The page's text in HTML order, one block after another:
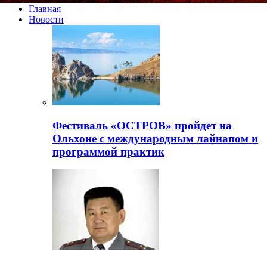
Главная
Новости
Фестиваль «ОСТРОВ» пройдет на
Ольхоне с международным лайнапом и
программой практик